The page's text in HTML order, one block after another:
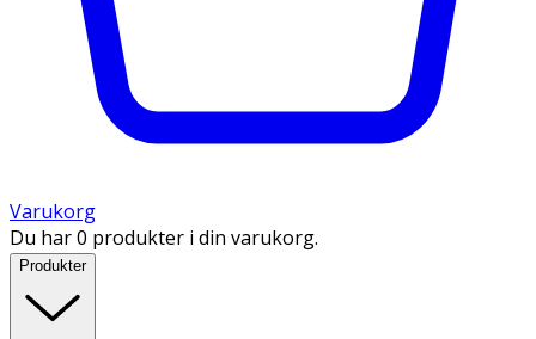
Varukorg
Du har 0 produkter i din varukorg.
Produkter